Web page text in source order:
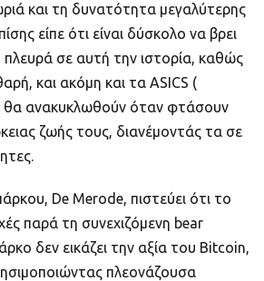
και τη δυνατότητα μεγαλύτερης
είπε ότι είναι δύσκολο να βρει
πλευρά σε αυτή την ιστορία, καθώς
και ακόμη και τα ASICS (
θα ανακυκλωθούν όταν φτάσουν
ζωής τους, διανέμοντάς τα σε
De Merode, πιστεύει ότι το
παρά τη συνεχιζόμενη bear
δεν εικάζει την αξία του Bitcoin,
πλεονάζουσα